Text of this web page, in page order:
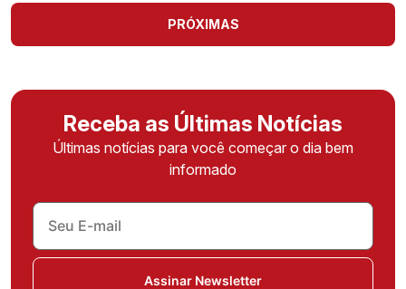
PRÓXIMAS
Receba as Últimas Notícias
Últimas notícias para você começar o dia bem
informado
Assinar Newsletter